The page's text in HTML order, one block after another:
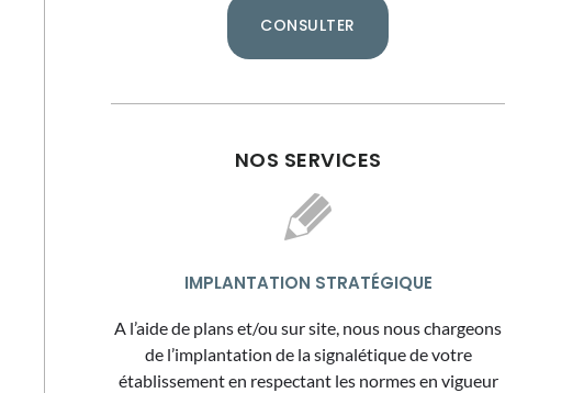
CONSULTER
NOS SERVICES
IMPLANTATION STRATÉGIQUE
A l’aide de plans et/ou sur site, nous nous chargeons
de l’implantation de la signalétique de votre
établissement en respectant les normes en vigueur